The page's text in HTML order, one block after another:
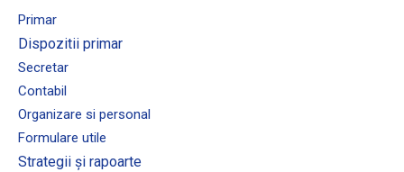
Primar
Dispozitii primar
Secretar
Contabil
Organizare si personal
Formulare utile
Strategii și rapoarte